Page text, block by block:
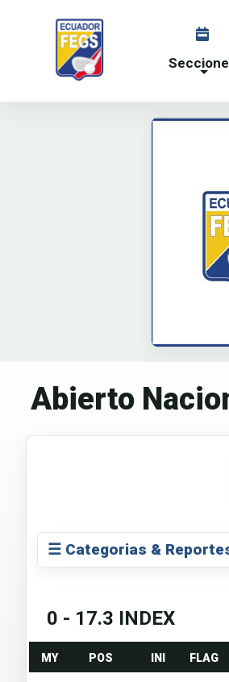
Abierto
☰ Categorias &
0 - 17.3 INDEX
MY POS INI FLAG